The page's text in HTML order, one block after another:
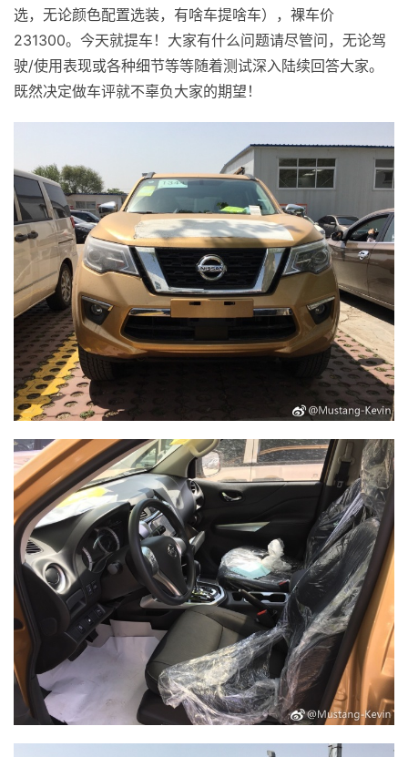
选，无论颜色配置选装，有啥车提啥车），裸车价
231300。今天就提车！大家有什么问题请尽管问，无论驾
驶/使用表现或各种细节等等随着测试深入陆续回答大家。
既然决定做车评就不辜负大家的期望！